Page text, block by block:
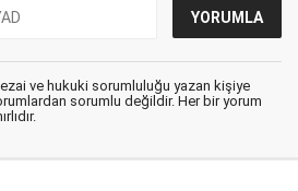
ve hukuki sorumluluğu yazan kişiye
sorumlu değildir. Her bir yorum